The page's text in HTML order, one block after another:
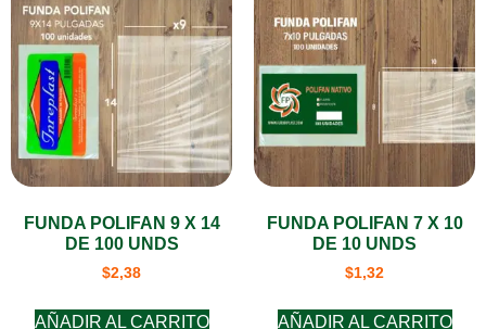
FUNDA POLIFAN 9 X 14
DE 100 UNDS
$2,38
AÑADIR AL CARRITO
FUNDA POLIFAN 7 X 10
DE 10 UNDS
$1,32
AÑADIR AL CARRITO